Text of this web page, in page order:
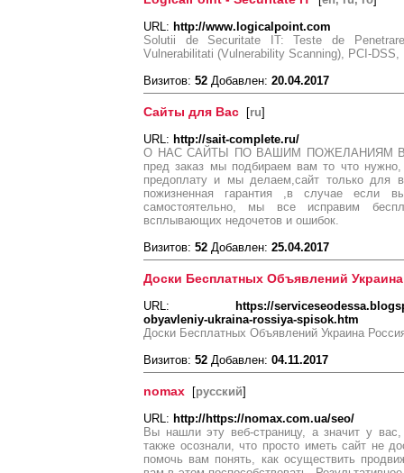
URL: http://www.logicalpoint.com
Solutii de Securitate IT: Teste de
Vulnerabilitati (Vulnerability Scanning), PCI-DSS,
Визитов: 52 Добавлен: 20.04.2017
Сайты для Вас [ru]
URL: http://sait-complete.ru/
О НАС САЙТЫ ПО ВАШИМ ПОЖЕЛАНИЯМ Вы
пред заказ мы подбираем вам то что
предоплату и мы делаем,сайт только для
пожизненная гарантия ,в случае если
самостоятельно, мы все исправим
всплывающих недочетов и ошибок.
Визитов: 52 Добавлен: 25.04.2017
Доски Бесплатных Объявлений
URL:
https://
obyavleniy-ukraina-rossiya-spisok.htm
Доски Бесплатных Объявлений Украина
Визитов: 52 Добавлен: 04.11.2017
nomax [русский]
URL: http://https://nomax.com.ua/seo/
Вы нашли эту веб-страницу, а значит у
также осознали, что просто иметь сайт не
помочь вам понять, как осуществить